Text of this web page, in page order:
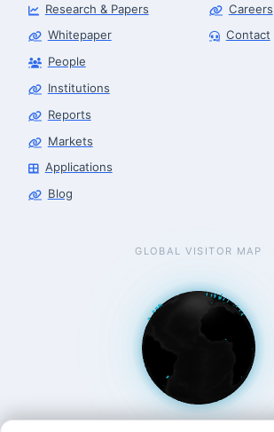
Research & Papers
Whitepaper
People
Institutions
Reports
Markets
Applications
Blog
Careers
Contact
GLOBAL VISITOR MAP
Robotics Advisor